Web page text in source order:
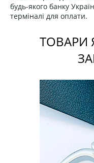
будь-якого банку
терміналі для оплати.
ТОВАРИ